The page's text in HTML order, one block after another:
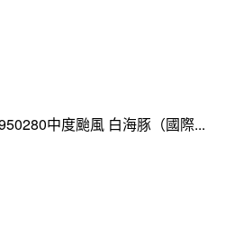
中度颱風 白海豚（國際...